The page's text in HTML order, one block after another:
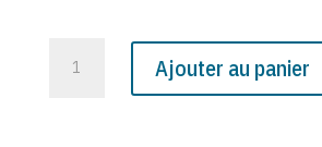
Ajouter au panier